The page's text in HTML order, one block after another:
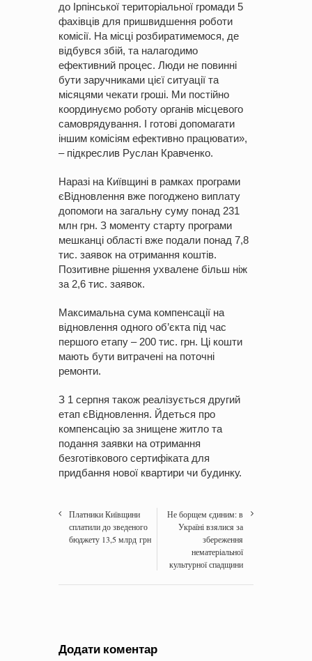
до Ірпінської територіальної громади 5
фахівців для пришвидшення роботи
комісії. На місці розбиратимемося, де
відбувся збій, та налагодимо
ефективний процес. Люди не повинні
бути заручниками цієї ситуації та
місяцями чекати гроші. Ми постійно
координуємо роботу органів місцевого
самоврядування. І готові допомагати
іншим комісіям ефективно працювати»,
– підкреслив Руслан Кравченко.
Наразі на Київщині в рамках програми
єВідновлення вже погоджено виплату
допомоги на загальну суму понад 231
млн грн. З моменту старту програми
мешканці області вже подали понад 7,8
тис. заявок на отримання коштів.
Позитивне рішення ухвалене більш ніж
за 2,6 тис. заявок.
Максимальна сума компенсації на
відновлення одного об’єкта під час
першого етапу – 200 тис. грн. Ці кошти
мають бути витрачені на поточні
ремонти.
З 1 серпня також реалізується другий
етап єВідновлення. Йдеться про
компенсацію за знищене житло та
подання заявки на отримання
безготівкового сертифіката для
придбання нової квартири чи будинку.
Платники Київщини
сплатили до зведеного
бюджету 13,5 млрд грн
Не борщем єдиним: в
Україні взялися за
збереження
нематеріальної
культурної спадщини
Додати коментар